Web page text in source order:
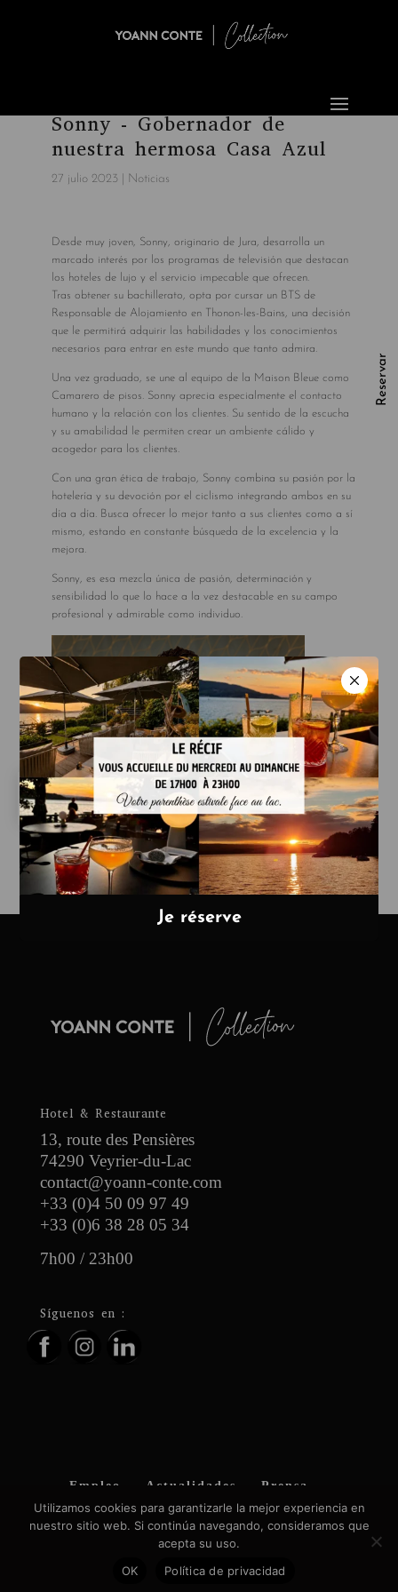
Sonny - Gobernador de
nuestra hermosa Casa Azul
27 julio 2023 Noticias
Desde muy joven, Sonny, originario de Jura, desarrolla un
marcado interés por los programas de televisión que destacan
los hoteles de lujo y el servicio impecable que ofrecen.
Tras obtener su bachillerato, opta por cursar un BTS de
Responsable de Alojamiento en Thonon-les-Bains, una decisión
que le permitirá adquirir las habilidades y los conocimientos
necesarios para entrar en este mundo que tanto admira.
Una vez graduado, se une al equipo de la Maison Bleue como
Camarero de pisos. Sonny aprecia especialmente el contacto
humano y la relación con los clientes. Su sentido de la escucha
y su amabilidad le permiten crear un ambiente cálido y
acogedor para los clientes.
Con una gran ética de trabajo, Sonny combina su pasión por la
hotelería y su devoción por el ciclismo integrando ambos en su
día a día. Busca ofrecer lo mejor tanto a sus clientes como a sí
mismo, estando en constante búsqueda de la excelencia y la
mejora.
Sonny, es esa mezcla única de pasión, determinación y
sensibilidad lo que lo hace a la vez destacable en su campo
profesional y admirable como individuo.
Hotel & Restaurante
13, route des Pensières
74290 Veyrier-du-Lac
contact@yoann-conte.com
+33 (0)4 50 09 97 49
+33 (0)6 38 28 05 34
7h00 / 23h00
Síguenos en :
Empleo Actualidades
Prensa
Contacto
Términos y condiciones
Política de privacidad
CGV
Descubrir en imágenes
Reservar
Utilizamos cookies para garantizarle la mejor experiencia en
nuestro sitio web. Si continúa navegando, consideramos que
acepta su uso.
OK
Política de privacidad